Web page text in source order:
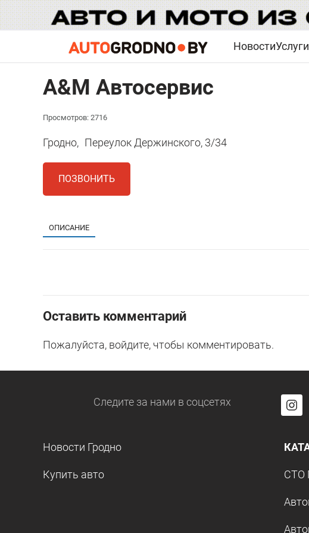
НовостиУслуги
A&M Автосервис
Просмотров: 2716
Гродно, Переулок Держинского, 3/34
ПОЗВОНИТЬ
ОПИСАНИЕ
Оставить комментарий
Пожалуйста, войдите, чтобы комментировать.
Следите за нами в соцсетях
Новости Гродно
Купить авто СТО